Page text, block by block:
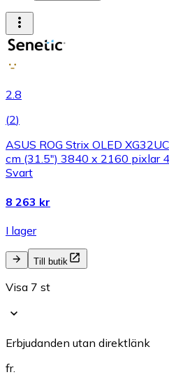
2.8
(2)
ASUS ROG Strix OLED
cm (31.5") 3840 x 2160 pixlar
Svart
8 263 kr
I lager
Till butik
Visa 7 st
Erbjudanden utan direktlänk
fr.